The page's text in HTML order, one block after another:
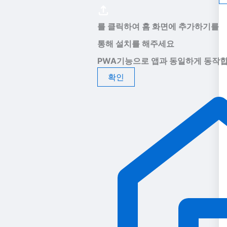
를 클릭하여 홈 화면에 추가하기를
통해 설치를 해주세요
PWA기능으로 앱과 동일하게 동작
확인